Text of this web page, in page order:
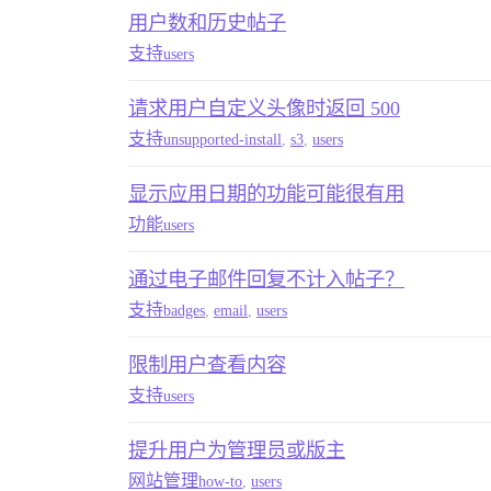
用户数和历史帖子
支持users
请求用户自定义头像时返回 500
支持unsupported-install s3 users
显示应用日期的功能可能很有用
功能users
通过电子邮件回复不计入帖子？
支持badges email users
限制用户查看内容
支持users
提升用户为管理员或版主
网站管理how-to users